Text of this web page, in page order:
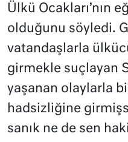
Ülkü Ocakları’nın
olduğunu söyledi.
vatandaşlarla
girmekle suçlayan
yaşanan olaylarla
hadsizliğine
sanık ne de sen